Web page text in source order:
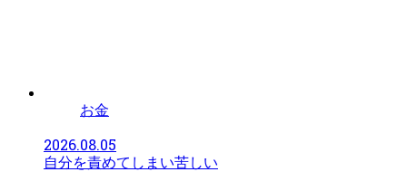
お金
2026.08.05
自分を責めてしまい苦しい